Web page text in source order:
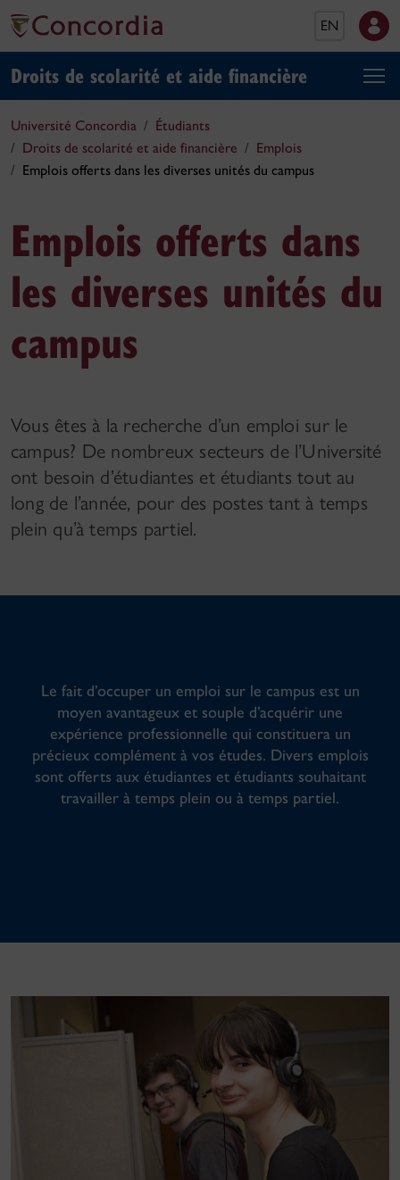
EN
Droits de scolarité et aide financière
Université Concordia
Étudiants
Droits de scolarité et aide financière
Emplois
Emplois offerts dans les diverses unités du campus
Emplois offerts dans
les diverses unités du
campus
Vous êtes à la recherche d’un emploi sur le
campus? De nombreux secteurs de l’Université
ont besoin d’étudiantes et étudiants tout au
long de l’année, pour des postes tant à temps
plein qu’à temps partiel.
Le fait d’occuper un emploi sur le campus est un
moyen avantageux et souple d’acquérir une
expérience professionnelle qui constituera un
précieux complément à vos études. Divers emplois
sont offerts aux étudiantes et étudiants souhaitant
travailler à temps plein ou à temps partiel.